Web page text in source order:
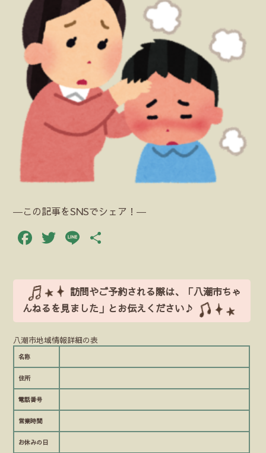
―この記事をSNSでシェア！―
Facebook
Twitter
Line
訪問やご予約される際は、「八潮市ちゃ
んねるを見ました」とお伝えください♪
八潮市地域情報詳細の表
名称
住所
電話番号
営業時間
お休みの日